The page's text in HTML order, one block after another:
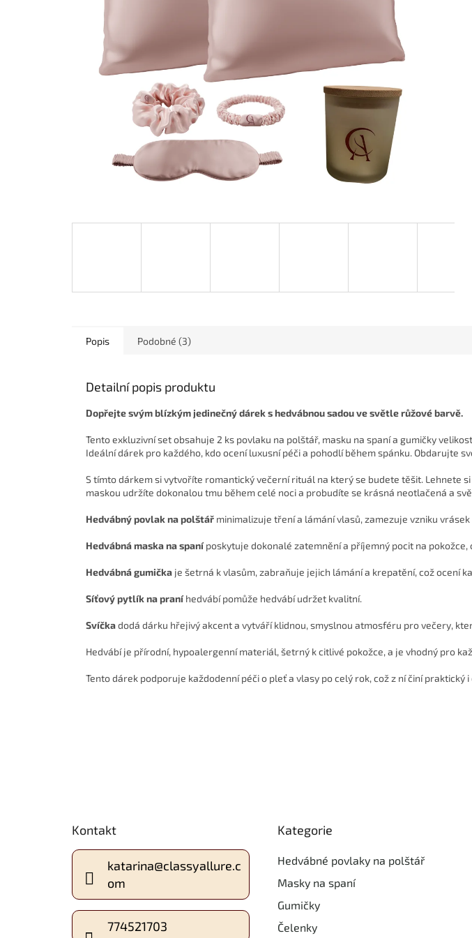
Popis Podobné (3)
Detailní popis produktu
Dopřejte svým blízkým jedinečný dárek s hedvábnou sadou ve světle růžové barvě.
Tento exkluzivní set obsahuje 2 ks povlaku na polštář, masku na spaní a gumičky
Ideální dárek pro každého, kdo ocení luxusní péči a pohodlí během spánku. Obdarujte
S tímto dárkem si vytvoříte romantický večerní rituál na který se budete těšit. Lehnete
maskou udržíte dokonalou tmu během celé noci a probudíte se krásná neotlačená a
Hedvábný povlak na polštář minimalizuje tření a lámání vlasů, zamezuje vzniku
Hedvábná maska na spaníposkytuje dokonalé zatemnění a příjemný pocit na
Hedvábná gumička je šetrná k vlasům, zabraňuje jejich lámání a krepatění, což ocení
Síťový pytlík na praníhedvábí pomůže hedvábí udržet kvalitní.
Svíčkadodá dárku hřejivý akcent a vytváří klidnou, smyslnou atmosféru pro večery,
Hedvábí je přírodní, hypoalergenní materiál, šetrný k citlivé pokožce, a je vhodný pro
Tento dárek podporuje každodenní péči o pleť a vlasy po celý rok, což z ní činí praktický
Kontakt
katarina@classyallure.c
om
774521703
kategorie
Kategorie
Hedvábné povlaky na polštář
Masky na spaní
Gumičky
Čelenky